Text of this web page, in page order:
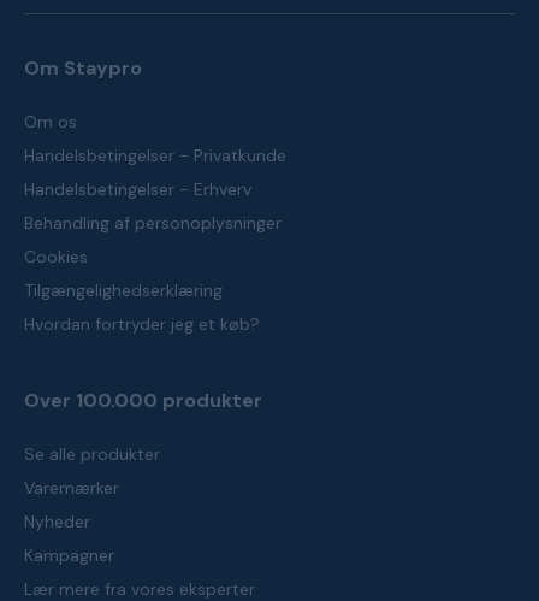
Om Staypro
Om os
Handelsbetingelser - Privatkunde
Handelsbetingelser - Erhverv
Behandling af personoplysninger
Cookies
Tilgængelighedserklæring
Hvordan fortryder jeg et køb?
Over 100.000 produkter
Se alle produkter
Varemærker
Nyheder
Kampagner
Lær mere fra vores eksperter